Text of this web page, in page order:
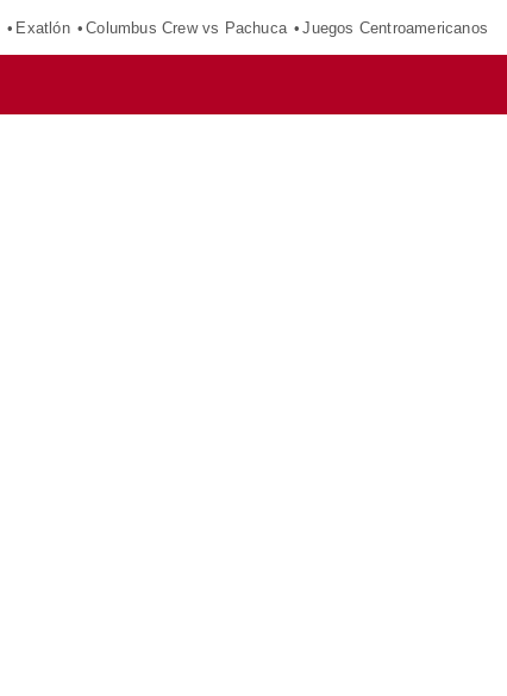
Exatlón Columbus Crew vs Pachuca Juegos Centroamericanos